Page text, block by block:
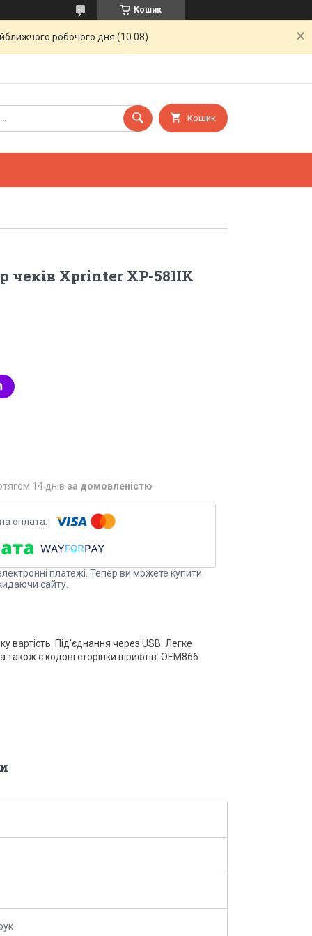
Кошик
робочого дня (10.08).
Кошик
чеків Xprinter XP-58IIK
14 днів за домовленістю
платежі. Тепер ви можете купити
сайту.
вартість. Під'єднання через USB. Легке
є кодові сторінки шрифтів: OEM866